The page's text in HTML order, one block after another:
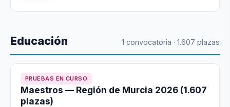
Educación 1 convocatoria · 1.607 plazas
PRUEBAS EN CURSO
Maestros — Región de Murcia 2026 (1.607
plazas)